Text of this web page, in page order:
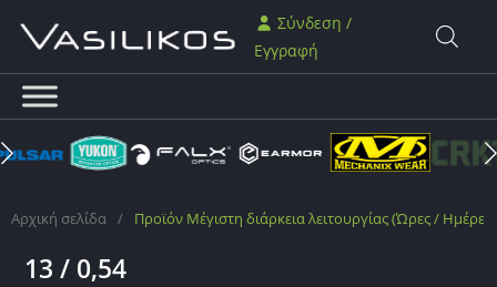
Σύνδεση /
Εγγραφή
Αρχική σελίδα / Προϊόν Μέγιστη διάρκεια λειτουργίας (Ώρες / Ημέρες)
13 / 0,54